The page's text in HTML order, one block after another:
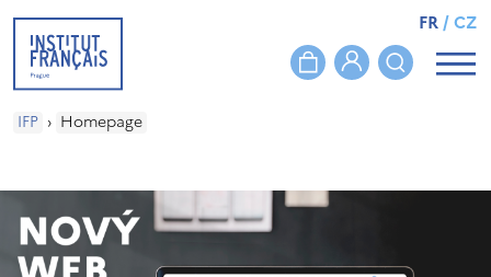
FR/CZ
IFP › Homepage